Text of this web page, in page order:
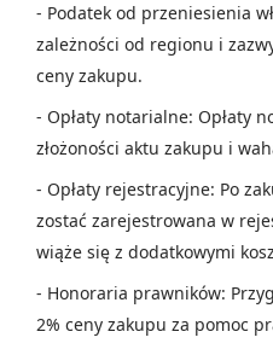
- Podatek od przeniesienia
zależności od regionu i
ceny zakupu.
- Opłaty notarialne: Opłaty
złożoności aktu zakupu i
- Opłaty rejestracyjne: Po
zostać zarejestrowana w
wiąże się z dodatkowymi
- Honoraria prawników:
2% ceny zakupu za pomoc